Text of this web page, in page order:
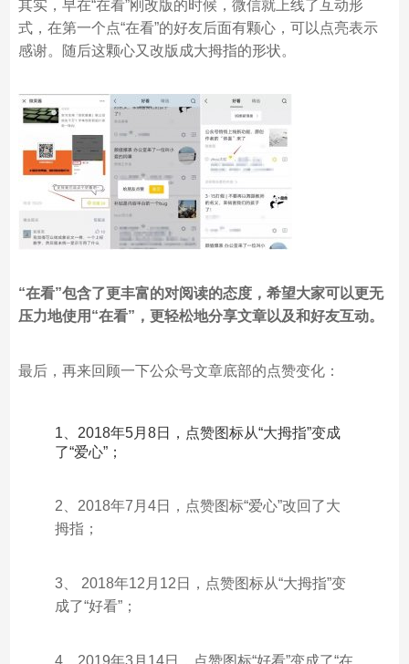
其实，早在“在看”刚改版的时候，微信就上线了互动形
式，在第一个点“在看”的好友后面有颗心，可以点亮表示
感谢。随后这颗心又改版成大拇指的形状。
“在看”包含了更丰富的对阅读的态度，希望大家可以更无
压力地使用“在看”，更轻松地分享文章以及和好友互动。
最后，再来回顾一下公众号文章底部的点赞变化：
1、2018年5月8日，点赞图标从“大拇指”变成
了“爱心”；
2、2018年7月4日，点赞图标“爱心”改回了大
拇指；
3、 2018年12月12日，点赞图标从“大拇指”变
成了“好看”；
4、2019年3月14日，点赞图标“好看”变成了“在